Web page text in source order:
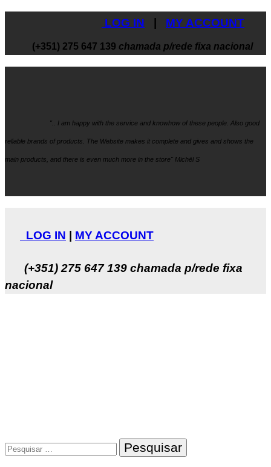
LOG IN MY ACCOUNT
(+351) 275 647 139 chamada p/rede fixa nacional
".. I am happy with the service and knowhow of these people. Also good
reliable brands of products. The Website makes it complete and gives and shows the
main products, and there is even much more in the store" Michël S
LOG IN MY ACCOUNT
(+351) 275 647 139 chamada p/rede fixa
nacional
Pesquisar
por: